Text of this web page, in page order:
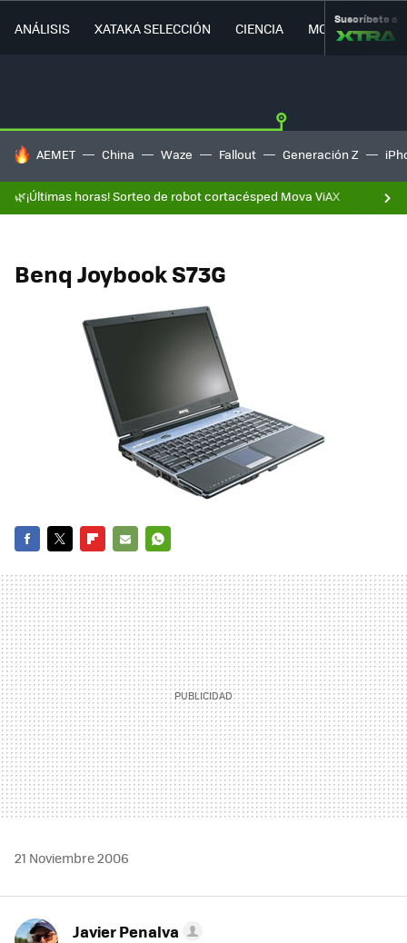
ANÁLISIS XATAKA SELECCIÓN CIENCIA MOVILIDAD
Suscríbete a
HOY SE HABLA DE
AEMET China Waze Fallout Generación Z
🌿¡Últimas horas! Sorteo de robot cortacésped Mova ViAX
Benq Joybook S73G
MAIL
21 Noviembre 2006
Javier Penalva